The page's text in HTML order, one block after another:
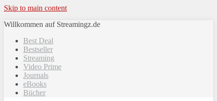
Skip to main content
Willkommen auf Streamingz.de
Best Deal
Bestseller
Streaming
Video Prime
Journals
eBooks
Bücher